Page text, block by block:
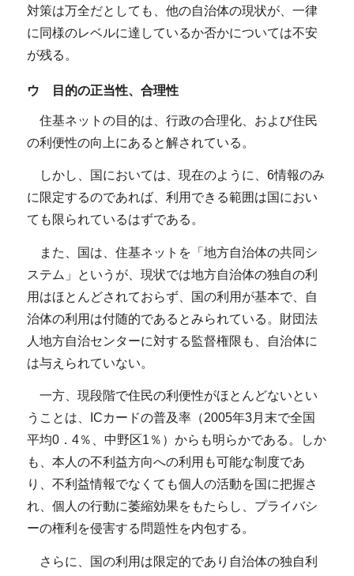
対策は万全だとしても、他の自治体の現状が、一律
に同様のレベルに達しているか否かについては不安
が残る。
ウ 目的の正当性、合理性
住基ネットの目的は、行政の合理化、および住民
の利便性の向上にあると解されている。
しかし、国においては、現在のように、6情報のみ
に限定するのであれば、利用できる範囲は国におい
ても限られているはずである。
また、国は、住基ネットを「地方自治体の共同シ
ステム」というが、現状では地方自治体の独自の利
用はほとんどされておらず、国の利用が基本で、自
治体の利用は付随的であるとみられている。財団法
人地方自治センターに対する監督権限も、自治体に
は与えられていない。
一方、現段階で住民の利便性がほとんどないとい
うことは、ICカードの普及率（2005年3月末で全国
平均0．4％、中野区1％）からも明らかである。しか
も、本人の不利益方向への利用も可能な制度であ
り、不利益情報でなくても個人の活動を国に把握さ
れ、個人の行動に萎縮効果をもたらし、プライバシ
ーの権利を侵害する問題性を内包する。
さらに、国の利用は限定的であり自治体の独自利